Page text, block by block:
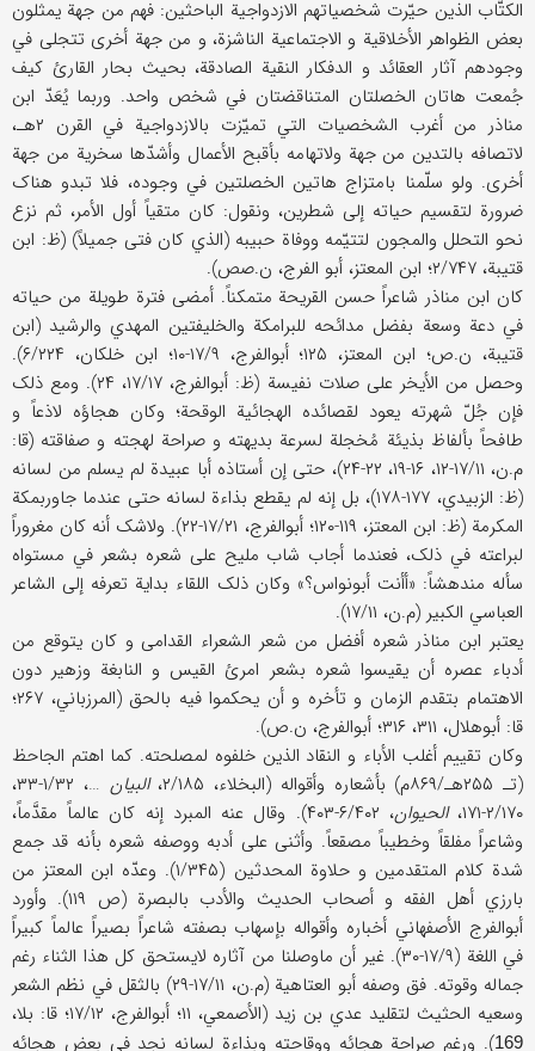
الکتّاب الذین حیّرت شخصیاتهم الازدواجیة الباحثین: فهم من جهة یمثلون
بعض الظواهر الأخلاقیة و الاجتماعیة الناشزة، و من جهة أخری تتجلی في
وجودهم آثار العقائد و الدفکار النقیة الصادقة، بحیث بحار القارئ کیف
جُمعت هاتان الخصلتان المتناقضتان في شخص واحد. وربما یُعَدّ ابن
مناذر من أغرب الشخصیات التي تمیّزت بالازدواجیة في القرن ۲هـ،
لاتصافه بالتدین من جهة ولاتهامه بأقبح الأعمال وأشدّها سخریة من جهة
أخری. ولو سلّمنا بامتزاج هاتین الخصلتین في وجوده، فلا تبدو هناک
ضرورة لتقسیم حیاته إلی شطرین، ونقول: کان متقیاً أول الأمر، ثم نزع
نحو التحلل والمجون لتتیّمه ووفاة حبیبه (الذي کان فتی جمیلاً) (ظ: ابن
قتیبة، ۲/۷۴۷؛ ابن المعتز، أبو الفرج، ن.صص).
کان ابن مناذر شاعراً حسن القریحة متمکناً. أمضی فترة طویلة من حیاته
في دعة وسعة بفضل مدائحه للبرامکة والخلیفتین المهدي والرشید (ابن
قتیبة، ن.ص؛ ابن المعتز، ۱۲۵؛ أبوالفرج، ۱۷/۹-۱۰؛ ابن خلکان، ۶/۲۲۴).
وحصل من الأیخر علی صلات نفیسة (ظ: أبوالفرج، ۱۷/۱۷، ۲۴). ومع ذلک
فإن جُلّ شهرته یعود لقصائده الهجائیة الوقحة؛ وکان هجاؤه لاذعاً و
طافحاً بألفاظ بذیئة مُخجلة لسرعة بدیهته و صراحة لهجته و صفاقته (قا:
م.ن، ۱۷/۱۱-۱۲، ۱۶-۱۹، ۲۲-۲۴)، حتی إن أستاذه أبا عبیدة لم یسلم من لسانه
(ظ: الزبیدي، ۱۷۷-۱۷۸)، بل إنه لم یقطع بذاءة لسانه حتی عندما جاوربمکة
المکرمة (ظ: ابن المعتز، ۱۱۹-۱۲۰؛ أبوالفرج، ۱۷/۲۱-۲۲). ولاشک أنه کان مغروراً
لبراعته في ذلک، فعندما أجاب شاب ملیح علی شعره بشعر في مستواه
سأله مندهشاً: «أأنت أبونواس؟» وکان ذلک اللقاء بدایة تعرفه إلی الشاعر
العباسي الکبیر (م.ن، ۱۷/۱۱).
یعتبر ابن مناذر شعره أفضل من شعر الشعراء القدامی و کان یتوقع من
أدباء عصره أن یقیسوا شعره بشعر امرئ القیس و النابغة وزهیر دون
الاهتمام بتقدم الزمان و تأخره و أن یحکموا فیه بالحق (المرزباني، ۲۶۷؛
قا: أبوهلال، ۳۱۱، ۳۱۶؛ أبوالفرج، ن.ص).
وکان تقییم أغلب الأباء و النقاد الذین خلفوه لمصلحته. کما اهتم الجاحظ
(تـ ۲۵۵هـ/۸۶۹م) بأشعاره وأقواله (البخلاء، ۲/۱۸۵،
البیان
…، ۱/۳۲-۳۳،
۲/۱۷۰-۱۷۱،
الحیوان
، ۶/۴۰۲-۴۰۳). وقال عنه المبرد إنه کان عالماً مقدَّماً،
وشاعراً مفلقاً وخطیباً مصقعاً. وأثنی علی أدبه ووصفه شعره بأنه قد جمع
شدة کلام المتقدمین و حلاوة المحدثین (۱/۳۴۵). وعدّه ابن المعتز من
بارزي أهل الفقه و أصحاب الحدیث والأدب بالبصرة (ص ۱۱۹). وأورد
أبوالفرج الأصفهاني أخباره وأقواله بإسهاب بصفته شاعراً بصیراً عالماً کبیراً
في اللغة (۱۷/۹-۳۰). غیر أن ماوصلنا من آثاره لایستحق کل هذا الثناء رغم
جماله وقوته. فق وصفه أبو العتاهیة (م.ن، ۱۷/۱۱-۲۹) بالثقل في نظم الشعر
وسعیه الحثیث لتقلید عدي بن زید (الأصمعي، ۱۱؛ أبوالفرج، ۱۷/۱۲؛ قا: بلا،
169). ورغم صراحة هجائه ووقاحته وبذاءة لسانه نجد في بعض هجائه